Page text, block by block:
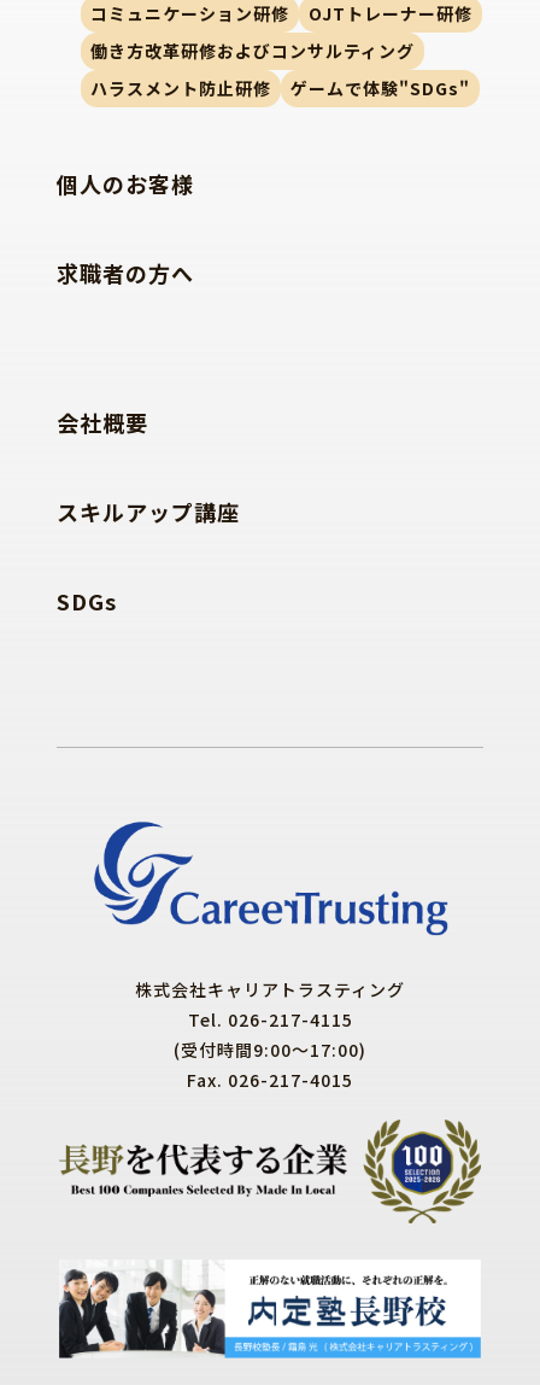
株式会社キャリアトラスティング
Tel. 026-217-4115
(受付時間9:00～17:00)
Fax. 026-217-4015
コミュニケーション研修
OJTトレーナー研修
働き方改革研修およびコンサルティング
ハラスメント防止研修
ゲームで体験"SDGs"
個人のお客様
求職者の方へ
会社概要
スキルアップ講座
SDGs